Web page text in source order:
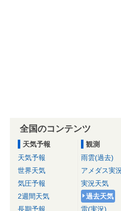
全国のコンテンツ
天気予報
天気予報
世界天気
気圧予報
2週間天気
長期予報
観測
雨雲(過去)
アメダス実況
実況天気
過去天気
雷(実況)